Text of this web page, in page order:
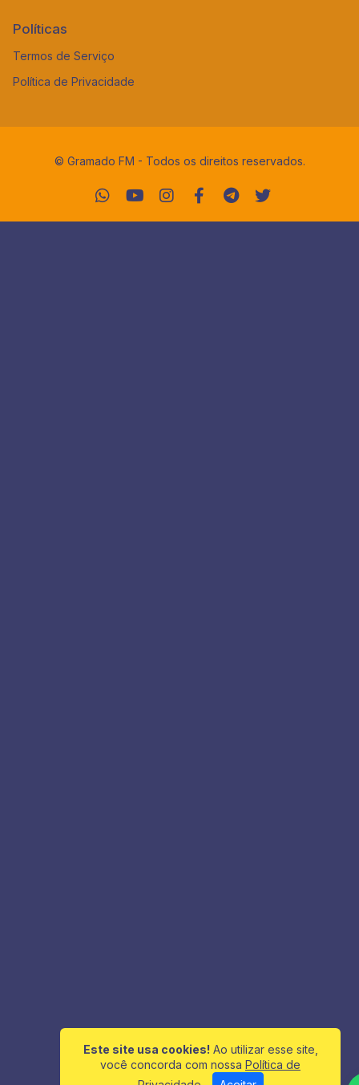
Políticas
Termos de Serviço
Política de Privacidade
© Gramado FM - Todos os direitos reservados.
Este site usa cookies! Ao utilizar esse site,
você concorda com nossa Política de